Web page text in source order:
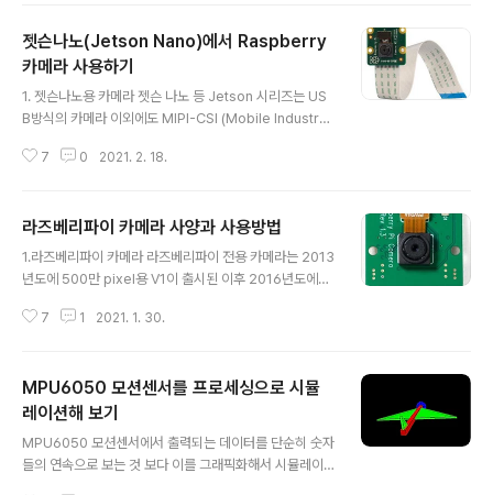
수 있다. 1. ESP32-CAM Adapter보드 소개 ESP32-C
AM Adapter보드는 CH340칩을 이용한 USB Inferfac
e 보드로서 일반 어두 이노 나노 보드처럼 PC에서 제작한
프로그램을 업로드할 수 있고 ESP32-CAM보듈에 전원
을 공급할 수 있으며 ESP32-CAM 모듈을 꽃을 수 있는
소켓이 내장되어 있다. ESP32-CAM Adapter보..
젯슨나노(Jetson Nano)에서 Raspberry
카메라 사용하기
1. 젯슨나노용 카메라 젯슨 나노 등 Jetson 시리즈는 US
B방식의 카메라 이외에도 MIPI-CSI (Mobile Industry
방식의 고속 카메라연결장치가 내장되어 있는데 이는 라즈
리파이 카메라 Ver 1.X는 안되고 IMX219칩을 사용한 Ve
r 2 만 사용 가능하고 사용방법도 다르다. 2. 카메라 연결
다음과 같이 라즈베리파이 카메라 V2 카메라를 Jetson
의 카메라 슬롯은 매우 약하게 제작되어 있어, 조금만 힘을
7 0 2021. 2. 18.
라즈베리파이 카메라 사양과 사용방법
1.라즈베리파이 카메라 라즈베리파이 전용 카메라는 2013
년도에 500만 pixel용 V1이 출시된 이후 2016년도에는
만 pixel용 High Quality Camera가 출시되었다. V1과
능한 형태이다. 2.라즈베리파이 카메라 사양 Model Ras
pberry pi camera V1 Raspberry pi camera V2 R
aspberry pi camera HQ Photo Net price $25 $2
5 $50 Size Around 25 × 24 × 9 mm Around 25
7 1 2021. 1. 30.
MPU6050 모션센서를 프로세싱으로 시뮬
레이션해 보기
MPU6050 모션센서에서 출력되는 데이터를 단순히 숫자
들의 연속으로 보는 것 보다 이를 그래픽화해서 시뮬레이